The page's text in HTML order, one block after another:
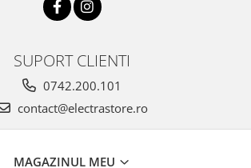
SUPORT CLIENTI
0742.200.101
contact@electrastore.ro
MAGAZINUL MEU